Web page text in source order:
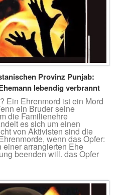
Provinz Punjab:
lebendig verbrannt
Ein Ehrenmord ist ein Mord
ein Bruder seine
die Familienehre
es sich um einen
von Aktivisten sind die
wenn das Opfer:
arrangierten Ehe
beenden will. das Opfer